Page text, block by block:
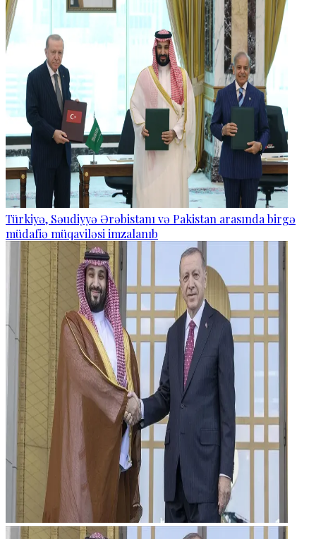
Türkiyə, Səudiyyə Ərəbistanı və Pakistan arasında birgə
müdafiə müqaviləsi imzalanıb